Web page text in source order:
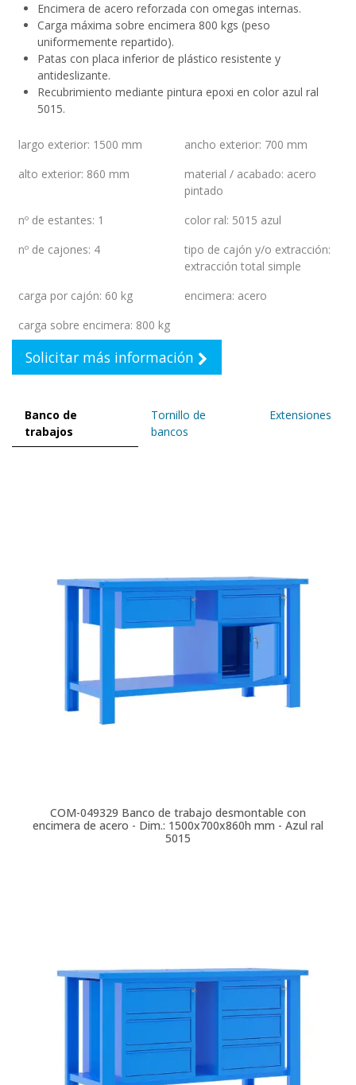
Encimera de acero reforzada con omegas internas.
Carga máxima sobre encimera 800 kgs (peso
uniformemente repartido).
Patas con placa inferior de plástico resistente y
antideslizante.
Recubrimiento mediante pintura epoxi en color azul ral
5015.
largo exterior: 1500 mm ancho exterior: 700 mm
alto exterior: 860 mm material / acabado: acero
pintado
nº de estantes: 1 color ral: 5015 azul
nº de cajones: 4 tipo de cajón y/o extracción:
extracción total simple
carga por cajón: 60 kg encimera: acero
carga sobre encimera: 800 kg
Solicitar más información
Banco de
trabajos
Tornillo de
bancos
Extensiones
COM-049329 Banco de trabajo desmontable con
encimera de acero - Dim.: 1500x700x860h mm - Azul ral
5015